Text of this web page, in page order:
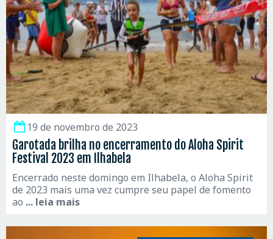
19 de novembro de 2023
Garotada brilha no encerramento do Aloha Spirit
Festival 2023 em Ilhabela
Encerrado neste domingo em Ilhabela, o Aloha Spirit
de 2023 mais uma vez cumpre seu papel de fomento
ao ... leia mais